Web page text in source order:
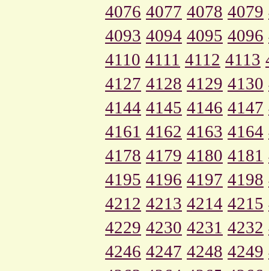
4076 4077 4078 4079
4093 4094 4095 4096
4110 4111 4112 4113
4127 4128 4129 4130
4144 4145 4146 4147
4161 4162 4163 4164
4178 4179 4180 4181
4195 4196 4197 4198
4212 4213 4214 4215
4229 4230 4231 4232
4246 4247 4248 4249